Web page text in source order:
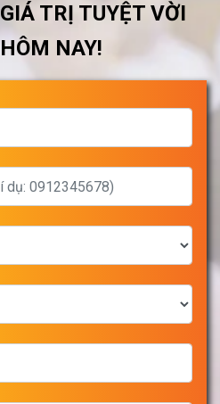
TRỊ TUYỆT VỜI
NAY!